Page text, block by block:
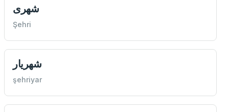
شهری
Şehri
شهریار
şehriyar